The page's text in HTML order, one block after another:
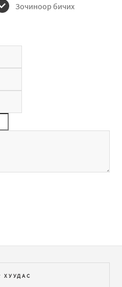
Зочиноор бичих
ХУУДАС